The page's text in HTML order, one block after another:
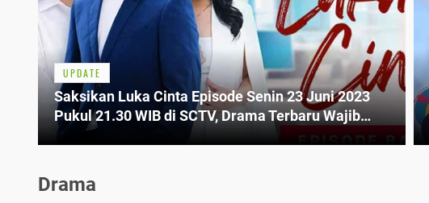
UPDATE
Saksikan Luka Cinta Episode Senin 23 Juni 2023
Pukul 21.30 WIB di SCTV, Drama Terbaru Wajib
Tahu
Drama